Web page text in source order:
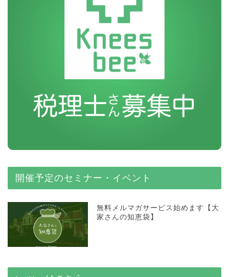
開催予定のセミナー・イベント
無料メルマガサービス始めます【大
家さんの知恵袋】